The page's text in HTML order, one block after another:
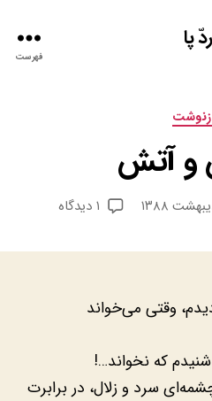
ردّ پا
فهرست
دسته‌ها
آتش
۱ دیدگاه
برای
وقتی می‌خواند
که نخواند…!
سرد و زلال، در برابرت